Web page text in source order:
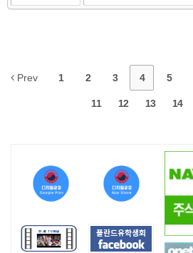
Prev 1 2 3 4 5
11 12 13 14